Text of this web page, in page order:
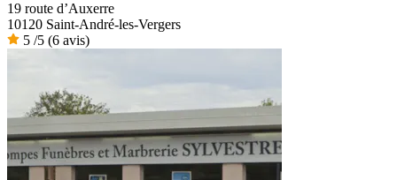
19 route d’Auxerre
10120 Saint-André-les-Vergers
5 /5 (6 avis)